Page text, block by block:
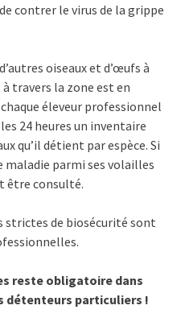
contrer le virus de la grippe
oiseaux et d’œufs à
travers la zone est en
éleveur professionnel
24 heures un inventaire
qu’il détient par espèce. Si
maladie parmi ses volailles
être consulté.
strictes de biosécurité sont
reste obligatoire dans
détenteurs particuliers !